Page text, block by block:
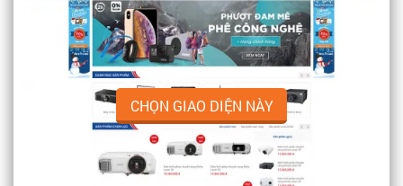
CHỌN GIAO DIỆN NÀY